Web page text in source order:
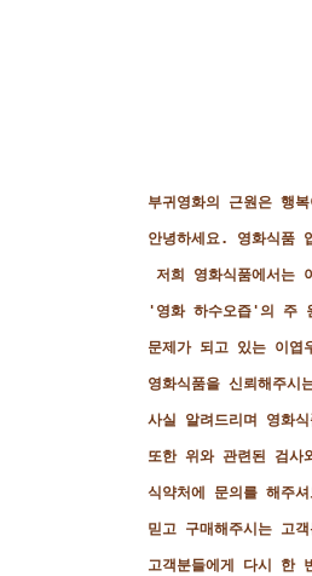
부귀영화의 근원은 행
안녕하세요. 영화식품
저희 영화식품에서는
'영화 하수오즙'의 주
문제가 되고 있는 이엽
영화식품을 신뢰해주
사실 알려드리며 영화
또한 위와 관련된 검사
식약처에 문의를 해주
믿고 구매해주시는 고
고객분들에게 다시 한